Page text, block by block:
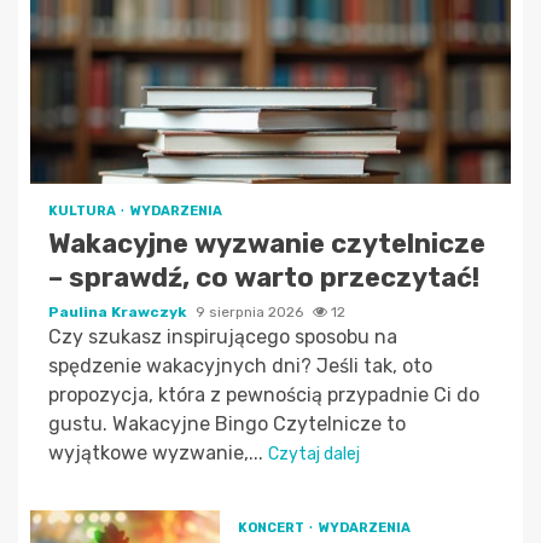
KULTURA WYDARZENIA
Wakacyjne wyzwanie czytelnicze
– sprawdź, co warto przeczytać!
Paulina Krawczyk 9 sierpnia 2026 12
Czy szukasz inspirującego sposobu na
spędzenie wakacyjnych dni? Jeśli tak, oto
propozycja, która z pewnością przypadnie Ci do
gustu. Wakacyjne Bingo Czytelnicze to
wyjątkowe wyzwanie,... Czytaj dalej
KONCERT WYDARZENIA